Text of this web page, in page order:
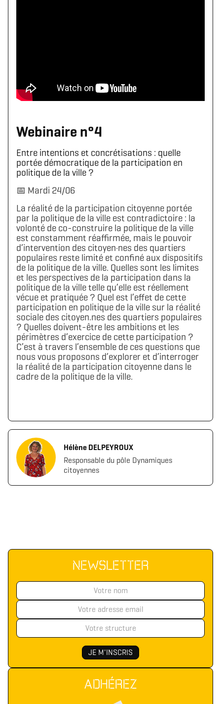
Webinaire n°4
Entre intentions et concrétisations : quelle
portée démocratique de la participation en
politique de la ville ?
📅 Mardi 24/06
La réalité de la participation citoyenne portée
par la politique de la ville est contradictoire : la
volonté de co-construire la politique de la ville
est constamment réaffirmée, mais le pouvoir
d’intervention des citoyen·nes des quartiers
populaires reste limité et confiné aux dispositifs
de la politique de la ville. Quelles sont les limites
et les perspectives de la participation dans la
politique de la ville telle qu’elle est réellement
vécue et pratiquée ? Quel est l’effet de cette
participation en politique de la ville sur la réalité
sociale des citoyen.nes des quartiers populaires
? Quelles doivent-être les ambitions et les
périmètres d’exercice de cette participation ?
C’est à travers l’ensemble de ces questions que
nous vous proposons d’explorer et d’interroger
la réalité de la participation citoyenne dans le
cadre de la politique de la ville.
Hélène DELPEYROUX
Responsable du pôle Dynamiques
citoyennes
NEWSLETTER
ADHÉREZ